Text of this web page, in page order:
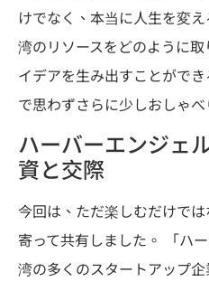
けでなく、本当に人生を変
湾のリソースをどのように
イデアを生み出すことがで
で思わずさらに少しおしゃべ
ハーバーエンジェ
資と交際
今回は、ただ楽しむだけで
寄って共有しました。 「ハ
湾の多くのスタートアップ